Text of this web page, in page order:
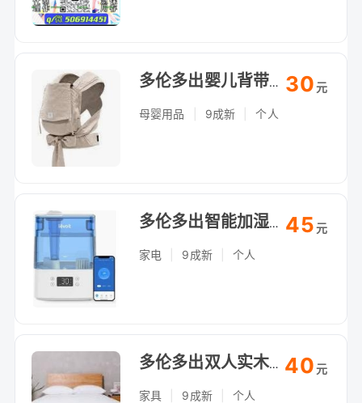
多伦多出婴儿背带，自提（Arthur Bonner Ave）
母婴用品 9成新 个人
30元
多伦多出智能加湿器，大容量静音，自提（Arthur Bonner Ave）
家电 9成新 个人
45元
多伦多出双人实木床架，简约稳固，自提（Arthur Bonner Ave）
家具 9成新 个人
40元